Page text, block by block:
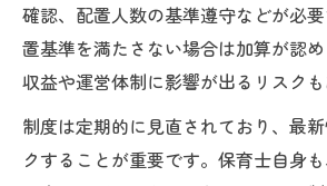
確認、配置人数の基準遵守などが必
置基準を満たさない場合は加算が認
収益や運営体制に影響が出るリスクも
制度は定期的に見直されており、最
クすることが重要です。保育士自身